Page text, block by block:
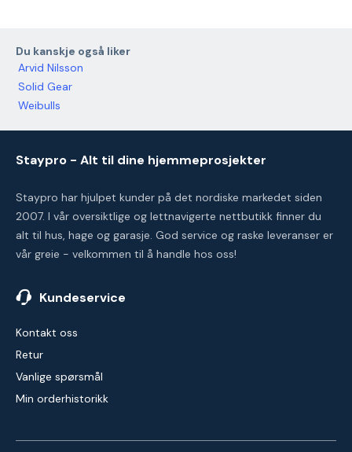
Du kanskje også liker
Arvid Nilsson
Solid Gear
Weibulls
Staypro - Alt til dine hjemmeprosjekter
Staypro har hjulpet kunder på det nordiske markedet siden
2007. I vår oversiktlige og lettnavigerte nettbutikk finner du
alt til hus, hage og garasje. God service og raske leveranser er
vår greie - velkommen til å handle hos oss!
Kundeservice
Kontakt oss
Retur
Vanlige spørsmål
Min orderhistorikk